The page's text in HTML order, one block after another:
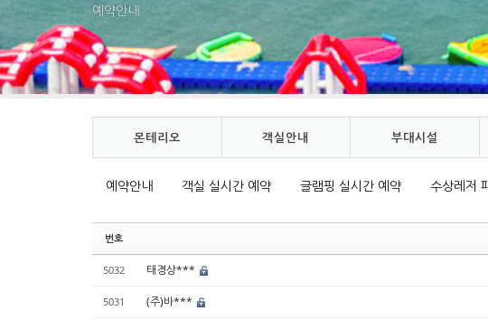
예약안내
몬테리오 객실안내 부대시설
예약안내 객실 실시간 예약 글램핑 실시간 예약 수상레저
번호
5032 태경상***
5031 (주)바***